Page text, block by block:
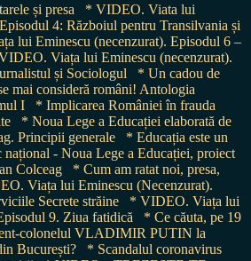
și presa
* VIDEO. Viata lui
4: Războiul pentru Transilvania și
lui Eminescu (necenzurat). Episodul 6 –
Viața lui Eminescu (necenzurat).
și Sociologul
* Un cadou de
mai consideră români! Antologia
I
* Implicarea României în frauda
* Noua Lege a Educației elaborată de
Principii generale
* Educația este un
național - Noua Lege a Educației, proiect
Colceag
* Cum am ratat noi, presa,
Viața lui Eminescu (Necenzurat).
Secrete străine
* VIDEO. Viața lui
9. Ziua fatidică
* Ce căuta, pe 19
colonelul VLADIMIR PUTIN la
București?
* Scandalul coronavirus